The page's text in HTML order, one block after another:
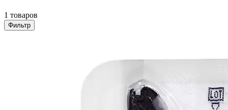
1 товаров
Фильтр